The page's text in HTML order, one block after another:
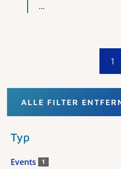
...
1
ALLE FILTER
Typ
Events 1